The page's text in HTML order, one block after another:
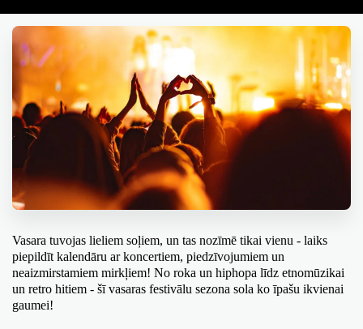
Vasara tuvojas lieliem soļiem, un tas nozīmē tikai vienu - laiks
piepildīt kalendāru ar koncertiem, piedzīvojumiem un
neaizmirstamiem mirkļiem! No roka un hiphopa līdz etnomūzikai
un retro hitiem - šī vasaras festivālu sezona sola ko īpašu ikvienai
gaumei!